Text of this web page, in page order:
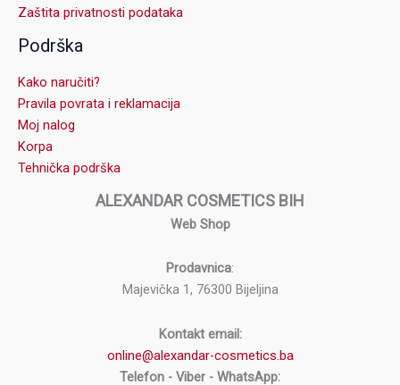
Zaštita privatnosti podataka
Podrška
Kako naručiti?
Pravila povrata i reklamacija
Moj nalog
Korpa
Tehnička podrška
ALEXANDAR COSMETICS BIH
Web Shop
Prodavnica:
Majevička 1, 76300 Bijeljina
Kontakt email:
online@alexandar-cosmetics.ba
Telefon - Viber - WhatsApp: